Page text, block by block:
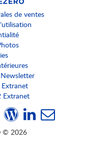
de ventes
Extranet
Extranet
© 2026